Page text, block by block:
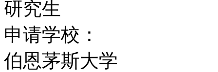
流，把专业知识和实际
以上的课程都有在以下
研究生
申请学校：
伯恩茅斯大学